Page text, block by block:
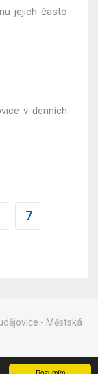
jejich často
v denních
7
- Městská